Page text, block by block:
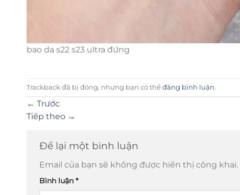
bao da s22 s23 ultra đứng
Trackback đã bị đóng, nhưng bạn có thể đăng bình luận.
← Trước
Tiếp theo →
Để lại một bình luận
Email của bạn sẽ không được hiển thị công khai.
Bình luận *